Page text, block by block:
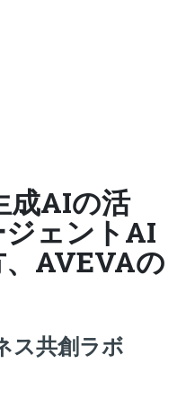
成AIの活
ェントAI
AVEVAの
共創ラボ